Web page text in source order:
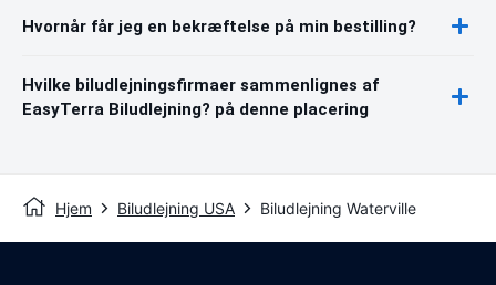
Hvornår får jeg en bekræftelse på min bestilling?
Hvilke biludlejningsfirmaer sammenlignes af
EasyTerra Biludlejning? på denne placering
Hjem Biludlejning USA Biludlejning Waterville